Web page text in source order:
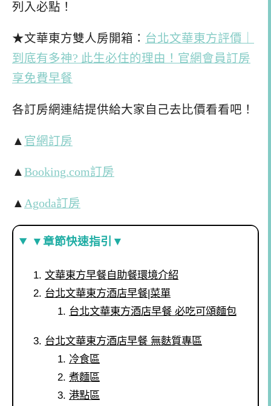
列入必點！
★文華東方雙人房開箱： 台北文華東方評價｜
到底有多神? 此生必住的理由！官網會員訂房
享免費早餐
各訂房網連結提供給大家自己去比價看看吧！
▲ 官網訂房
▲Booking.com訂房
▲ Agoda訂房
▼章節快速指引▼
文華東方早餐自助餐環境介紹
台北文華東方酒店早餐|菜單
台北文華東方酒店早餐 必吃可頌麵包
台北文華東方酒店早餐 無麩質專區
冷食區
煮麵區
港點區